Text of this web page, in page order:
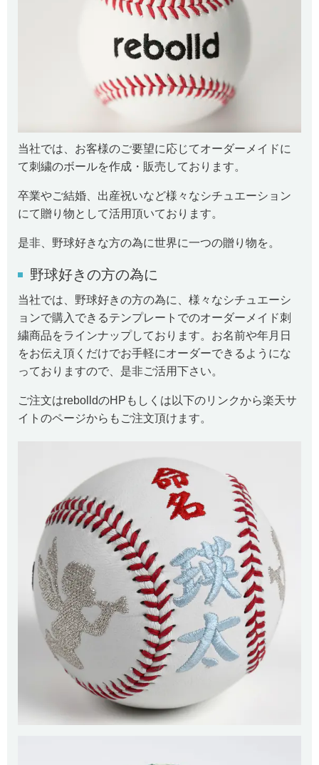
当社では、お客様のご要望に応じてオーダーメイドに
て刺繍のボールを作成・販売しております。
卒業やご結婚、出産祝いなど様々なシチュエーション
にて贈り物として活用頂いております。
是非、野球好きな方の為に世界に一つの贈り物を。
野球好きの方の為に
当社では、野球好きの方の為に、様々なシチュエーシ
ョンで購入できるテンプレートでのオーダーメイド刺
繍商品をラインナップしております。お名前や年月日
をお伝え頂くだけでお手軽にオーダーできるようにな
っておりますので、是非ご活用下さい。
ご注文はrebolldのHPもしくは以下のリンクから楽天サ
イトのページからもご注文頂けます。